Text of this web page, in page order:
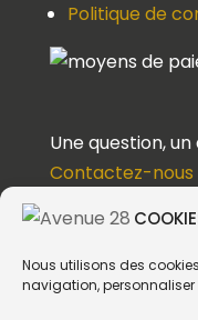
Nous utilisons des
navigation,
Politique de
Une question, un
Contactez-nous